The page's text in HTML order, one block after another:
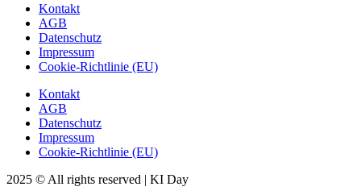
Kontakt
AGB
Datenschutz
Impressum
Cookie-Richtlinie (EU)
Kontakt
AGB
Datenschutz
Impressum
Cookie-Richtlinie (EU)
2025 © All rights reserved | KI Day